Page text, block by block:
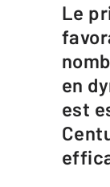
Le printemps et le début de l’été représentent une période particulièrement
en
est